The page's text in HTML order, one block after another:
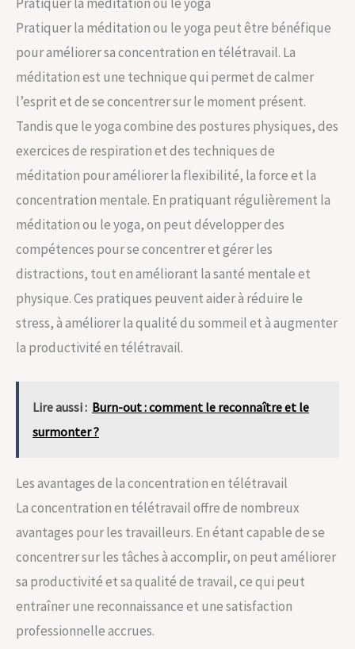
Pratiquer la méditation ou le yoga peut être bénéfique
pour améliorer sa concentration en télétravail. La
méditation est une technique qui permet de calmer
l’esprit et de se concentrer sur le moment présent.
Tandis que le yoga combine des postures physiques, des
exercices de respiration et des techniques de
méditation pour améliorer la flexibilité, la force et la
concentration mentale. En pratiquant régulièrement la
méditation ou le yoga, on peut développer des
compétences pour se concentrer et gérer les
distractions, tout en améliorant la santé mentale et
physique. Ces pratiques peuvent aider à réduire le
stress, à améliorer la qualité du sommeil et à augmenter
la productivité en télétravail.
Lire aussi : Burn-out : comment le reconnaître et le
surmonter ?
Les avantages de la concentration en télétravail
La concentration en télétravail offre de nombreux
avantages pour les travailleurs. En étant capable de se
concentrer sur les tâches à accomplir, on peut améliorer
sa productivité et sa qualité de travail, ce qui peut
entraîner une reconnaissance et une satisfaction
professionnelle accrues.